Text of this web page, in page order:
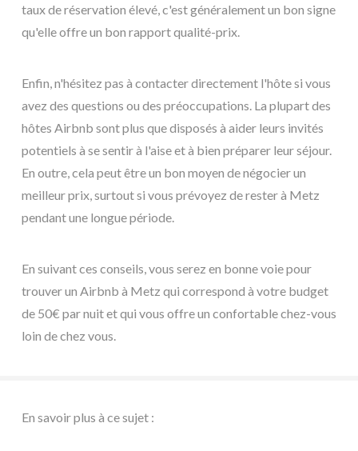
taux de réservation élevé, c'est généralement un bon signe
qu'elle offre un bon rapport qualité-prix.
Enfin, n'hésitez pas à contacter directement l'hôte si vous
avez des questions ou des préoccupations. La plupart des
hôtes Airbnb sont plus que disposés à aider leurs invités
potentiels à se sentir à l'aise et à bien préparer leur séjour.
En outre, cela peut être un bon moyen de négocier un
meilleur prix, surtout si vous prévoyez de rester à Metz
pendant une longue période.
En suivant ces conseils, vous serez en bonne voie pour
trouver un Airbnb à Metz qui correspond à votre budget
de 50€ par nuit et qui vous offre un confortable chez-vous
loin de chez vous.
En savoir plus à ce sujet :